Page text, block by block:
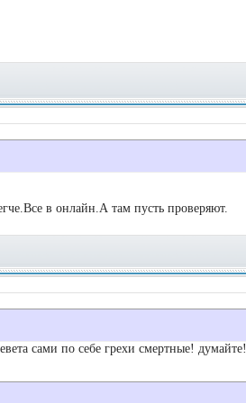
в онлайн.А там пусть проверяют.
сами по себе грехи смертные! думайте!